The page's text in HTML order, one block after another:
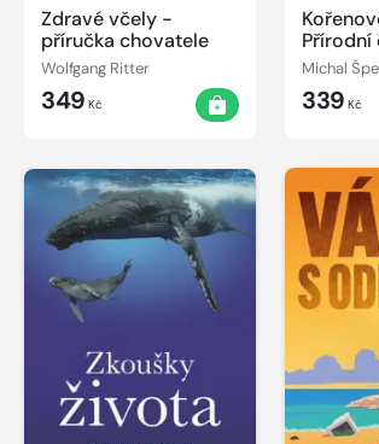
Zdravé včely -
příručka chovatele
Wolfgang Ritter
349 Kč
Přírodní
Michal
339 Kč